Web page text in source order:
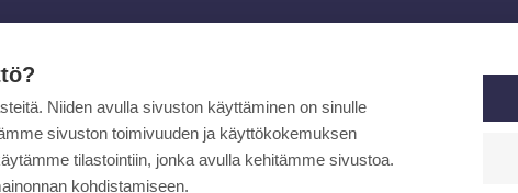
Niiden avulla sivuston käyttäminen on sinulle
sivuston toimivuuden ja käyttökokemuksen
tilastointiin, jonka avulla kehitämme sivustoa.
kohdistamiseen.